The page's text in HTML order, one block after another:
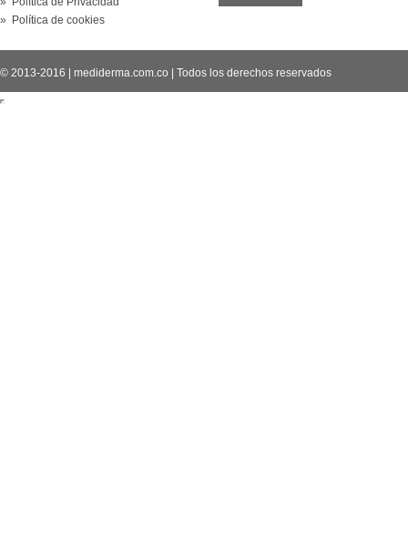
» Política de cookies
© 2013-2016 mediderma.com.co Todos los derechos reservados